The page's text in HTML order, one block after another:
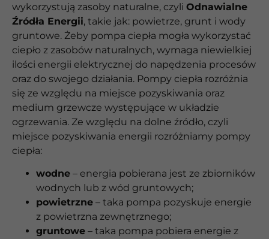
wykorzystują zasoby naturalne, czyli Odnawialne
Źródła Energii, takie jak: powietrze, grunt i wody
gruntowe. Żeby pompa ciepła mogła wykorzystać
ciepło z zasobów naturalnych, wymaga niewielkiej
ilości energii elektrycznej do napędzenia procesów
oraz do swojego działania. Pompy ciepła rozróżnia
się ze względu na miejsce pozyskiwania oraz
medium grzewcze występujące w układzie
ogrzewania. Ze względu na dolne źródło, czyli
miejsce pozyskiwania energii rozróżniamy pompy
ciepła:
wodne – energia pobierana jest ze zbiorników
wodnych lub z wód gruntowych;
powietrzne – taka pompa pozyskuje energie
z powietrzna zewnętrznego;
gruntowe – taka pompa pobiera energie z